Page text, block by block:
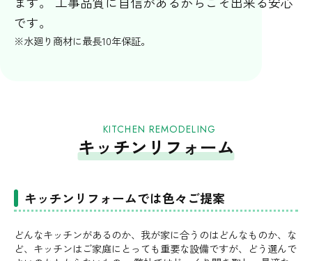
です。
※水廻り商材に最長10年保証。
KITCHEN REMODELING
キッチンリフォーム
キッチンリフォームでは色々ご提案
どんなキッチンがあるのか、我が家に合うのはどんなものか、な
ど、キッチンはご家庭にとっても重要な設備ですが、どう選んで